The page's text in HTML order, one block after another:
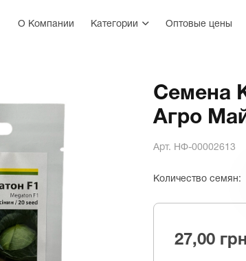
О Компании Категории Оптовые цены
Семена
Агро
Арт. НФ-00002613
Количество семян:
27,00 грн